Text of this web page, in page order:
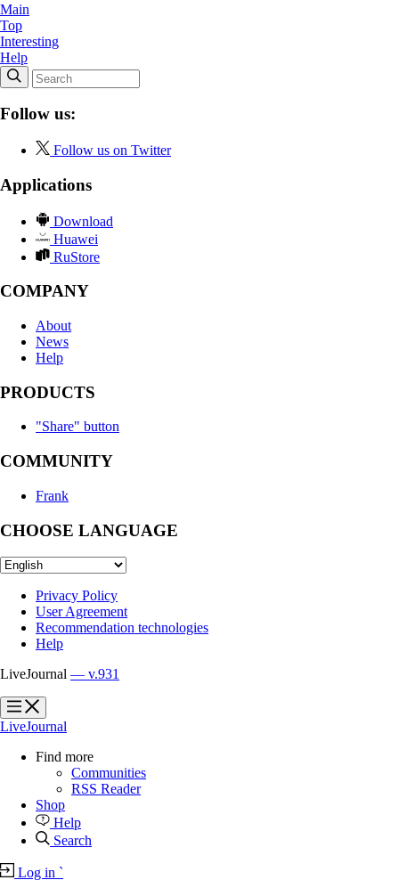
Main
Top
Interesting
Help
Follow us:
Follow us on Twitter
Applications
Download
Huawei
RuStore
COMPANY
About
News
Help
PRODUCTS
"Share" button
COMMUNITY
Frank
CHOOSE LANGUAGE
Privacy Policy
User Agreement
Recommendation technologies
Help
LiveJournal — v.931
?
?
LiveJournal
Find more
Communities
RSS Reader
Shop
Help
Search
Log in `